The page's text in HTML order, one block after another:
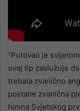
“Putovao je
ovaj tip zaslužuje
trebala zvanično
postane zvanična
himna Svjetskog